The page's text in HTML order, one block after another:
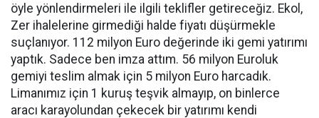
öyle yönlendirmeleri ile ilgili teklifler getireceğiz. Ekol,
Zer ihalelerine girmediği halde fiyatı düşürmekle
suçlanıyor. 112 milyon Euro değerinde iki gemi yatırımı
yaptık. Sadece ben imza attım. 56 milyon Euroluk
gemiyi teslim almak için 5 milyon Euro harcadık.
Limanımız için 1 kuruş teşvik almayıp, on binlerce
aracı karayolundan çekecek bir yatırımı kendi